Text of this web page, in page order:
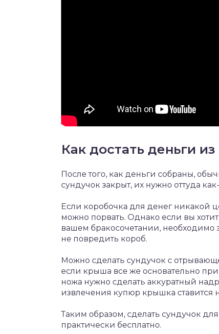
Как достать деньги
После того, как деньги собраны,
сундучок закрыт, их нужно оттуда как-
Если коробочка для денег никакой
можно порвать. Однако если вы
вашем бракосочетании, необходимо
не повредить короб.
Можно сделать сундучок с
если крыша все же основательно
ножа нужно сделать аккуратный
извлечения купюр крышка ставится
Таким образом, сделать сундучок
практически бесплатно.